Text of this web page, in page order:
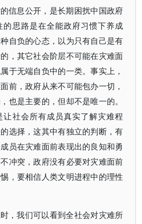
信息公开，是长期困扰中国政府
的思路是在全能政府习惯下养成
自负的心态，以为只有自己是有
，其它社会阶层不可能在灾难面
于无端自负中的一类。事实上，
前，政府从来不可能包办一切，
也是主要的，但却不是唯一的。
社会所有成员真实了解灾难程
选择，这其中有独立的判断，有
员在灾难面前表现出的良知和勇
冲突，政府没有必要对灾难面前
，要相信人类文明进程中的理性
，我们可以看到全社会对灾难所